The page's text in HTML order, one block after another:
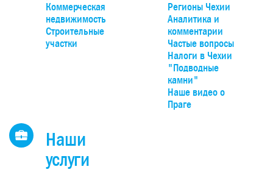
панорамным видом на долину, Чешский крас и
парк Гржебени. До Праги можно добраться на
20 минут по автомагистрали D4, удобно – на поезде
Смиховского или Главного вокзалов.
Коммерческая
недвижимость
Строительные
участки
Регионы Чехии
Аналитика и
комментарии
Частые вопросы
Налоги в Чехии
"Подводные
камни"
Наше видео о
Праге
Наши
услуги